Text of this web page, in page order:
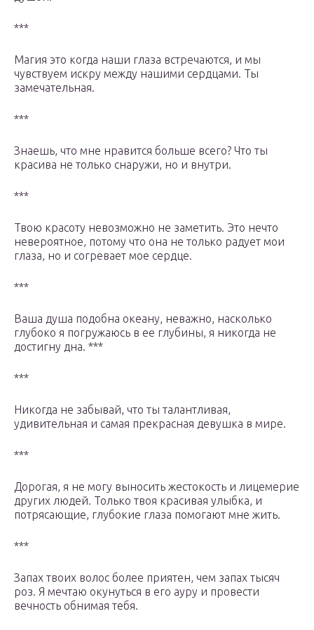
***
Магия это когда наши глаза встречаются, и мы
чувствуем искру между нашими сердцами. Ты
замечательная.
***
Знаешь, что мне нравится больше всего? Что ты
красива не только снаружи, но и внутри.
***
Твою красоту невозможно не заметить. Это нечто
невероятное, потому что она не только радует мои
глаза, но и согревает мое сердце.
***
Ваша душа подобна океану, неважно, насколько
глубоко я погружаюсь в ее глубины, я никогда не
достигну дна. ***
***
Никогда не забывай, что ты талантливая,
удивительная и самая прекрасная девушка в мире.
***
Дорогая, я не могу выносить жестокость и лицемерие
других людей. Только твоя красивая улыбка, и
потрясающие, глубокие глаза помогают мне жить.
***
Запах твоих волос более приятен, чем запах тысяч
роз. Я мечтаю окунуться в его ауру и провести
вечность обнимая тебя.